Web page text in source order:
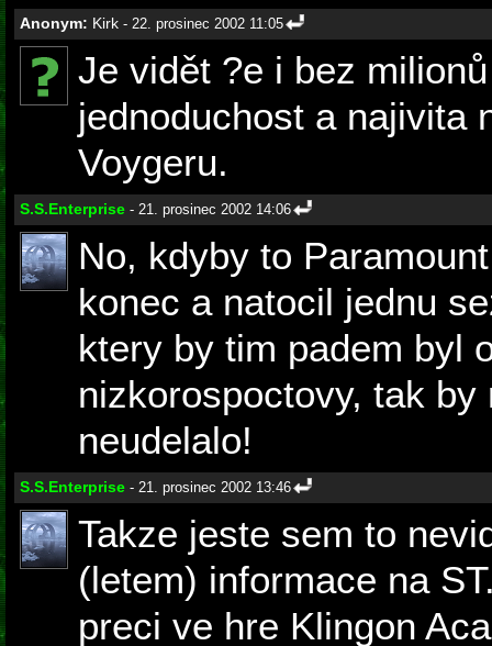
Anonym: Kirk - 22. prosinec 2002 11:05
Je vidět ?e i bez
jednoduchost a najivita
Voygeru.
S.S.Enterprise - 21. prosinec 2002 14:06
No, kdyby to
konec a natocil jednu
ktery by tim padem byl
nizkorospoctovy, tak
neudelalo!
S.S.Enterprise - 21. prosinec 2002 13:46
Takze jeste sem to
(letem) informace na
preci ve hre Klingon